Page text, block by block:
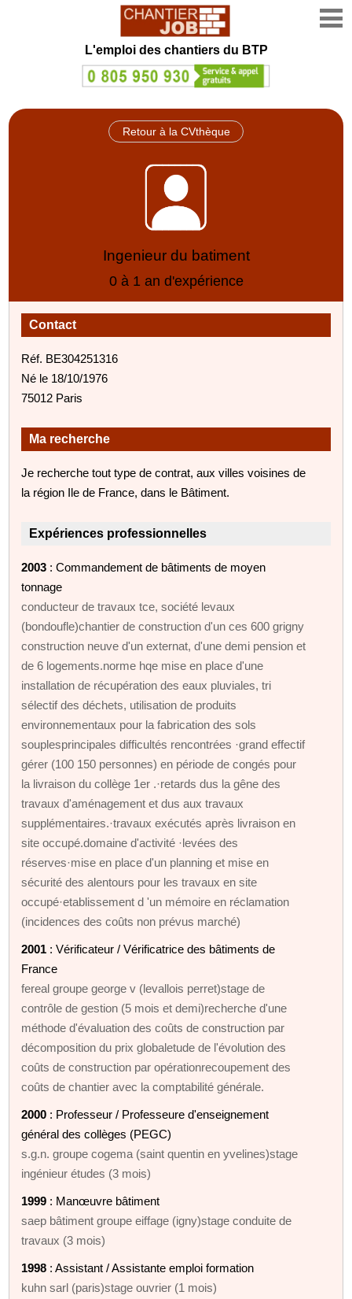
L'emploi des chantiers du BTP
Retour à la CVthèque
Ingenieur du batiment
0 à 1 an d'expérience
Contact
Réf. BE304251316
Né le 18/10/1976
75012 Paris
Ma recherche
Je recherche tout type de contrat, aux villes voisines de
la région Ile de France, dans le Bâtiment.
Expériences professionnelles
2003 : Commandement de bâtiments de moyen
tonnage
conducteur de travaux tce, société levaux
(bondoufle)chantier de construction d'un ces 600 grigny
construction neuve d'un externat, d'une demi pension et
de 6 logements.norme hqe mise en place d'une
installation de récupération des eaux pluviales, tri
sélectif des déchets, utilisation de produits
environnementaux pour la fabrication des sols
souplesprincipales difficultés rencontrées ·grand effectif
gérer (100 150 personnes) en période de congés pour
la livraison du collège 1er .·retards dus la gêne des
travaux d'aménagement et dus aux travaux
supplémentaires.·travaux exécutés après livraison en
site occupé.domaine d'activité ·levées des
réserves·mise en place d'un planning et mise en
sécurité des alentours pour les travaux en site
occupé·etablissement d 'un mémoire en réclamation
(incidences des coûts non prévus marché)
2001 : Vérificateur / Vérificatrice des bâtiments de
France
fereal groupe george v (levallois perret)stage de
contrôle de gestion (5 mois et demi)recherche d'une
méthode d'évaluation des coûts de construction par
décomposition du prix globaletude de l'évolution des
coûts de construction par opérationrecoupement des
coûts de chantier avec la comptabilité générale.
2000 : Professeur / Professeure d'enseignement
général des collèges (PEGC)
s.g.n. groupe cogema (saint quentin en yvelines)stage
ingénieur études (3 mois)
1999 : Manœuvre bâtiment
saep bâtiment groupe eiffage (igny)stage conduite de
travaux (3 mois)
1998 : Assistant / Assistante emploi formation
kuhn sarl (paris)stage ouvrier (1 mois)